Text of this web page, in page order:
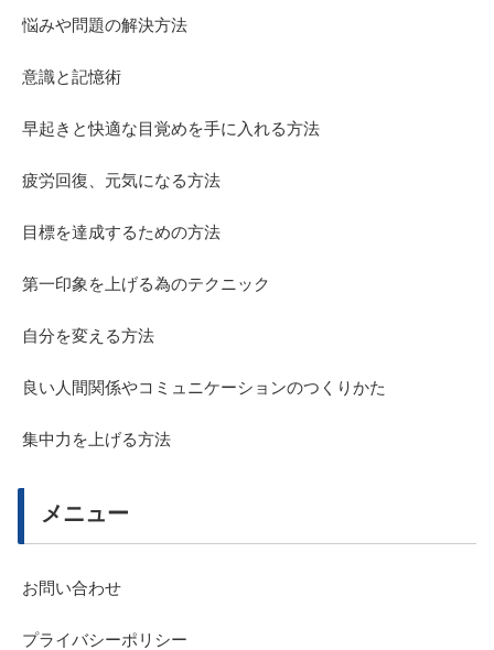
悩みや問題の解決方法
意識と記憶術
早起きと快適な目覚めを手に入れる方法
疲労回復、元気になる方法
目標を達成するための方法
第一印象を上げる為のテクニック
自分を変える方法
良い人間関係やコミュニケーションのつくりかた
集中力を上げる方法
メニュー
お問い合わせ
プライバシーポリシー